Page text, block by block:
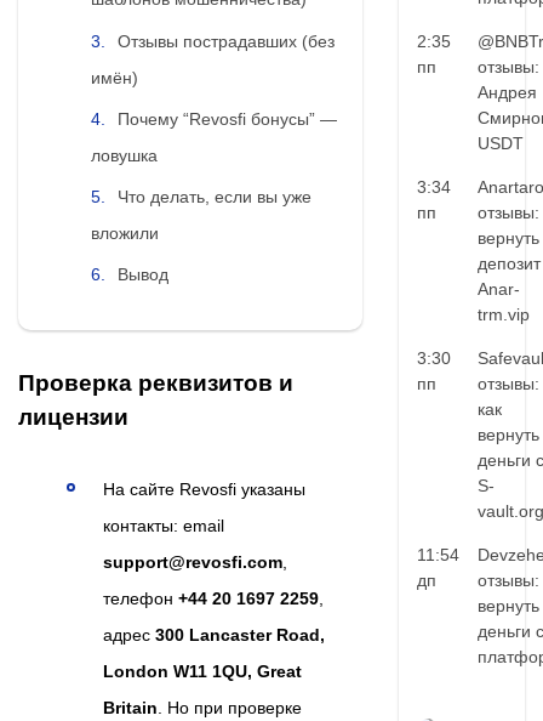
Отзывы пострадавших (без
имён)
Почему “Revosfi бонусы” —
ловушка
Что делать, если вы уже
вложили
Вывод
Проверка реквизитов и
лицензии
На сайте Revosfi указаны
контакты: email
support@revosfi.com,
телефон +44 20 1697 2259,
адрес 300 Lancaster Road,
London W11 1QU, Great
Britain. Но при проверке
2:35
пп
Андрея
USDT
3:34
пп
отзывы:
вернуть
Anar-
trm.vip
3:30
пп
отзывы:
как
вернуть
деньги с
S-
vault.org
11:54
дп
отзывы:
вернуть
деньги с